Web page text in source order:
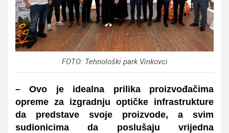
FOTO: Tehnološki park Vinkovci
– Ovo je idealna prilika proizvođačima
opreme za izgradnju optičke infrastrukture
da predstave svoje proizvode, a svim
sudionicima da poslušaju vrijedna